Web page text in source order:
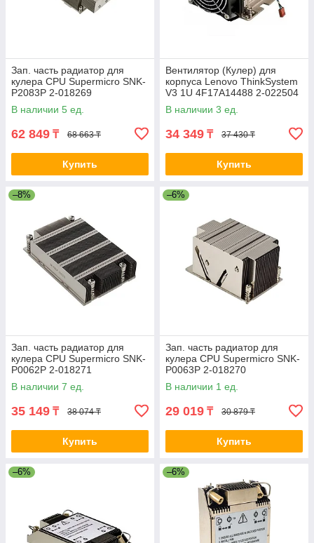
Зап. часть радиатор для
кулера CPU Supermicro SNK-
P2083P 2-018269
В наличии 5 ед.
62 849 ₸ 68 663 ₸
Купить
Вентилятор (Кулер) для
корпуса Lenovo ThinkSystem
V3 1U 4F17A14488 2-022504
В наличии 3 ед.
34 349 ₸ 37 430 ₸
Купить
–8%
Зап. часть радиатор для
кулера CPU Supermicro SNK-
P0062P 2-018271
В наличии 7 ед.
35 149 ₸ 38 074 ₸
Купить
–6%
Зап. часть радиатор для
кулера CPU Supermicro SNK-
P0063P 2-018270
В наличии 1 ед.
29 019 ₸ 30 879 ₸
Купить
–6% –6%